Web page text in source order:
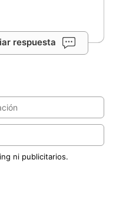
respuesta
ni publicitarios.